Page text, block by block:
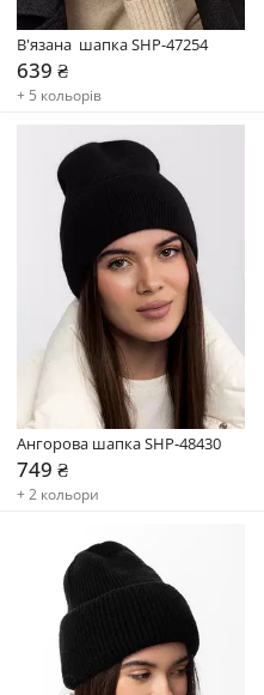
В'язана  шапка SHP-47254
639 ₴
+ 5 кольорів
Ангорова шапка SHP-48430
749 ₴
+ 2 кольори